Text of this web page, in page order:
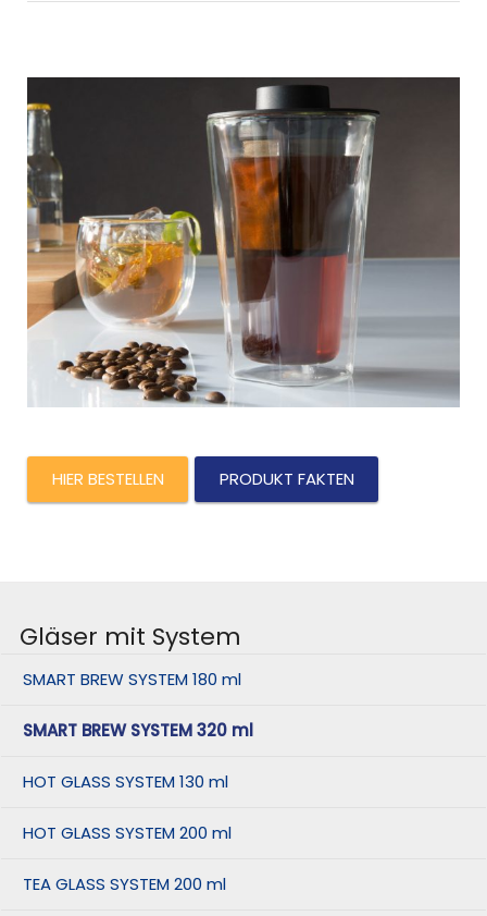
HIER BESTELLEN PRODUKT FAKTEN
Gläser mit System
SMART BREW SYSTEM 180 ml
SMART BREW SYSTEM 320 ml
HOT GLASS SYSTEM 130 ml
HOT GLASS SYSTEM 200 ml
TEA GLASS SYSTEM 200 ml